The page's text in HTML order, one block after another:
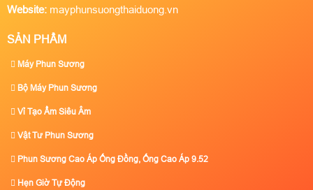
Website: mayphunsuongthaiduong.vn
SẢN PHẨM
Máy Phun Sương
Bộ Máy Phun Sương
Vỉ Tạo Ẩm Siêu Âm
Vật Tư Phun Sương
Phun Sương Cao Áp Ống Đồng, Ống Cao Áp 9.52
Hẹn Giờ Tự Động